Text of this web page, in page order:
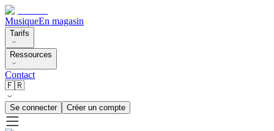
MusiqueEn magasin
Tarifs
Ressources
Contact
🇫🇷
Se connecter Créer un compte